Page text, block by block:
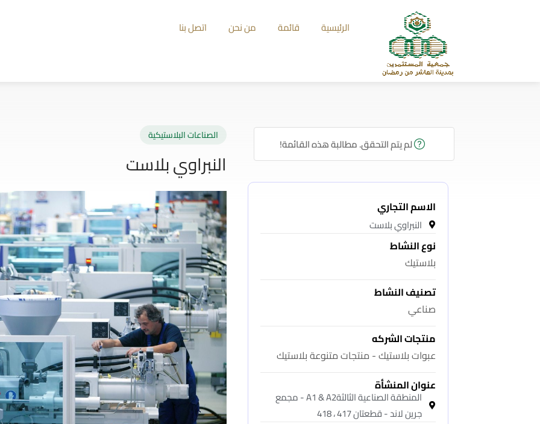
الرئيسية قائمة من نحن اتصل بنا
الصناعات البلاستيكية
النبراوي بلاست
لم يتم التحقق. مطالبة هذه القائمة!
الاسم التجاري
النبراوي بلاست
نوع النشاط
بلاستيك
تصنيف النشاط
صناعي
منتجات الشركه
عبوات بلاستيك - منتجات متنوعة بلاستيك
عنوان المنشأة
المنطقة الصناعية الثالثةA1 & A2 - مجمع
جرين لاند - قطعتان 417 ، 418